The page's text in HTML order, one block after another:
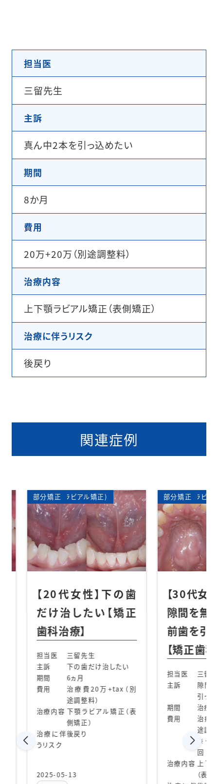
担当医
三留先生
主訴
真ん中2本を引っ込めたい
期間
8か月
費用
20万+20万（別途調整料）
治療内容
上下顎ラビアル矯正（表側矯正）
治療に伴うリスク
後戻り
関連症例
正)
下の歯
【矯正
万+tax（別
ル矯正（表
矯正歯科
表側矯正(ラビアル矯正)
部分矯正
【30代女性】
隙間を無くして
前歯を引っ込めたい
【矯正歯科治療】
担当医
主訴
隙間を無くして前歯を
期間
治療期間8か月
費用
治療費20万+20万（別
上下顎ラビアル矯正
ワイ
矯正
表側
【
捻
麗
担
期間
費用
治
治
うリ